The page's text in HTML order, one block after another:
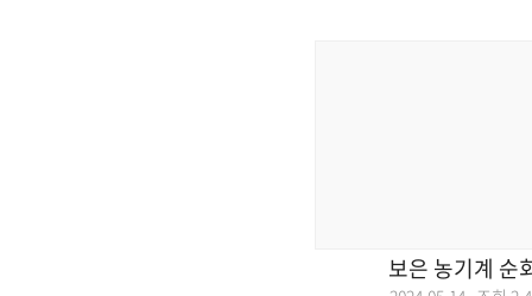
보은 농기계 순